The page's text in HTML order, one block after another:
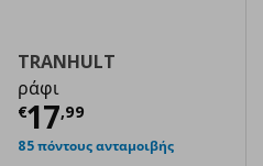
TRANHULT
ράφι
€17,99
Τρέχουσα τιμή
85 πόντους ανταμοιβής